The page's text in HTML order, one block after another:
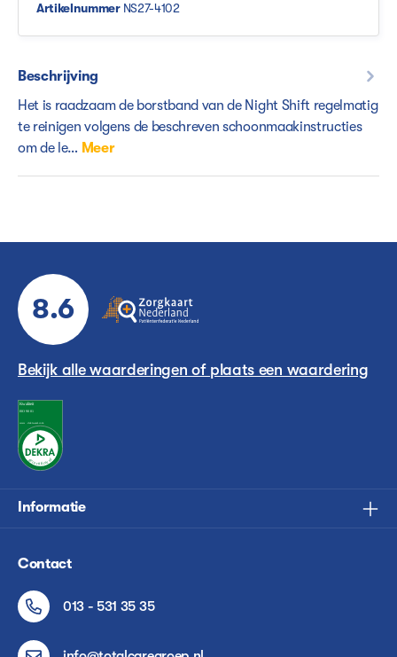
Artikelnummer NS27-4102
Beschrijving
Het is raadzaam de borstband van de Night Shift regelmatig
te reinigen volgens de beschreven schoonmaakinstructies
om de le… Meer
8.6
Bekijk alle waarderingen of plaats een waardering
Informatie
Contact
013 - 531 35 35